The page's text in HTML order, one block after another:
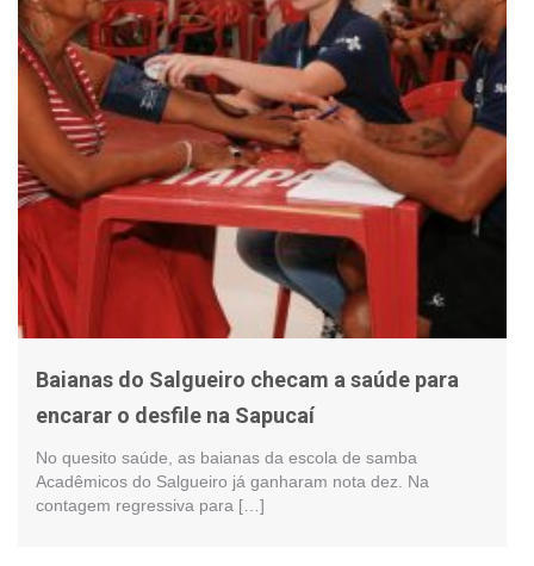
Baianas do Salgueiro checam a saúde para
encarar o desfile na Sapucaí
No quesito saúde, as baianas da escola de samba
Acadêmicos do Salgueiro já ganharam nota dez. Na
contagem regressiva para […]